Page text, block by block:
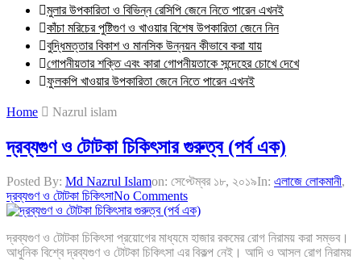
মুলার উপকারিতা ও বিভিন্ন রেসিপি জেনে নিতে পারেন এখনই
কাঁচা মরিচের পুষ্টিগুণ ও খাওয়ার বিশেষ উপকারিতা জেনে নিন
বুদ্ধিমত্তার বিকাশ ও মানসিক উন্নয়ন কীভাবে করা যায়
গোপনীয়তার শক্তি এবং কারা গোপনীয়তাকে সন্দেহের চোখে দেখে
ফুলকপি খাওয়ার উপকারিতা জেনে নিতে পারেন এখনই
Home Nazrul islam
দ্রব্যগুণ ও টোটকা চিকিৎসার গুরুত্ব (পর্ব এক)
Posted By: Md Nazrul Islamon: সেপ্টেম্বর ১৮, ২০১৯In: এলাজে লোকমানী,
দ্রব্যগুণ ও টোটকা চিকিৎসাNo Comments
দ্রব্যগুণ ও টোটকা চিকিৎসা প্রয়োগের মাধ্যমে হাজার রকমের রোগ নিরাময় করা সম্ভব।
আধুনিক বিশ্বে দ্রব্যগুণ ও টোটকা চিকিৎসা এর বিকল্প নেই। আদি ও আসল রোগ নিরাময়